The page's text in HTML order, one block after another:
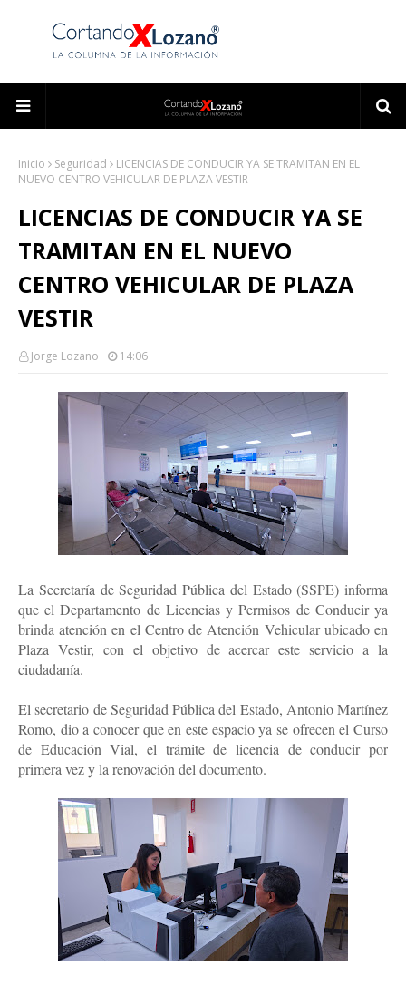
Inicio Seguridad
LICENCIAS DE CONDUCIR YA SE TRAMITAN EN EL
NUEVO CENTRO VEHICULAR DE PLAZA VESTIR
LICENCIAS DE CONDUCIR YA SE
TRAMITAN EN EL NUEVO
CENTRO VEHICULAR DE PLAZA
VESTIR
Jorge Lozano 14:06
La Secretaría de Seguridad Pública del Estado (SSPE) informa
que el Departamento de Licencias y Permisos de Conducir ya
brinda atención en el Centro de Atención Vehicular ubicado en
Plaza Vestir, con el objetivo de acercar este servicio a la
ciudadanía.
El secretario de Seguridad Pública del Estado, Antonio Martínez
Romo, dio a conocer que en este espacio ya se ofrecen el Curso
de Educación Vial, el trámite de licencia de conducir por
primera vez y la renovación del documento.